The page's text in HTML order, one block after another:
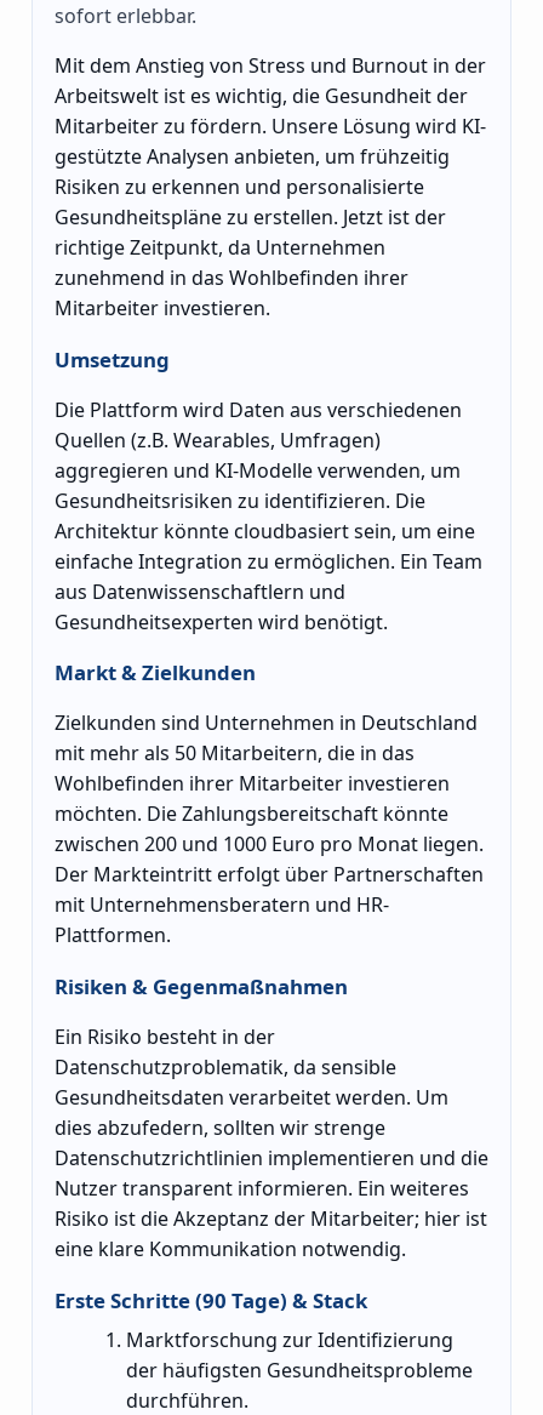
sofort erlebbar.
Mit dem Anstieg von Stress und Burnout in der
Arbeitswelt ist es wichtig, die Gesundheit der
Mitarbeiter zu fördern. Unsere Lösung wird KI-
gestützte Analysen anbieten, um frühzeitig
Risiken zu erkennen und personalisierte
Gesundheitspläne zu erstellen. Jetzt ist der
richtige Zeitpunkt, da Unternehmen
zunehmend in das Wohlbefinden ihrer
Mitarbeiter investieren.
Umsetzung
Die Plattform wird Daten aus verschiedenen
Quellen (z.B. Wearables, Umfragen)
aggregieren und KI-Modelle verwenden, um
Gesundheitsrisiken zu identifizieren. Die
Architektur könnte cloudbasiert sein, um eine
einfache Integration zu ermöglichen. Ein Team
aus Datenwissenschaftlern und
Gesundheitsexperten wird benötigt.
Markt & Zielkunden
Zielkunden sind Unternehmen in Deutschland
mit mehr als 50 Mitarbeitern, die in das
Wohlbefinden ihrer Mitarbeiter investieren
möchten. Die Zahlungsbereitschaft könnte
zwischen 200 und 1000 Euro pro Monat liegen.
Der Markteintritt erfolgt über Partnerschaften
mit Unternehmensberatern und HR-
Plattformen.
Risiken & Gegenmaßnahmen
Ein Risiko besteht in der
Datenschutzproblematik, da sensible
Gesundheitsdaten verarbeitet werden. Um
dies abzufedern, sollten wir strenge
Datenschutzrichtlinien implementieren und die
Nutzer transparent informieren. Ein weiteres
Risiko ist die Akzeptanz der Mitarbeiter; hier ist
eine klare Kommunikation notwendig.
Erste Schritte (90 Tage) & Stack
Marktforschung zur Identifizierung
der häufigsten Gesundheitsprobleme
durchführen.